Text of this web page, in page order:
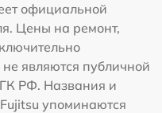
официальной
Цены на ремонт,
являются публичной
ГК РФ. Названия и
упоминаются